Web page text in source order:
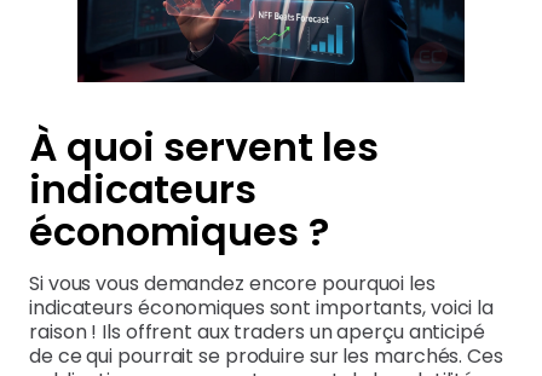
À quoi servent les
indicateurs
économiques ?
Si vous vous demandez encore pourquoi les
indicateurs économiques sont importants, voici la
raison ! Ils offrent aux traders un aperçu anticipé
de ce qui pourrait se produire sur les marchés. Ces